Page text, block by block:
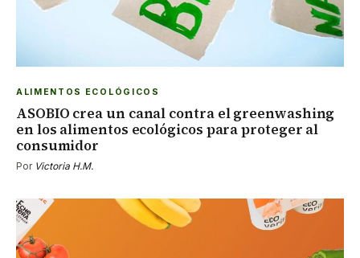
ALIMENTOS ECOLÓGICOS
ASOBIO crea un canal contra el greenwashing
en los alimentos ecológicos para proteger al
consumidor
Por Victoria H.M.